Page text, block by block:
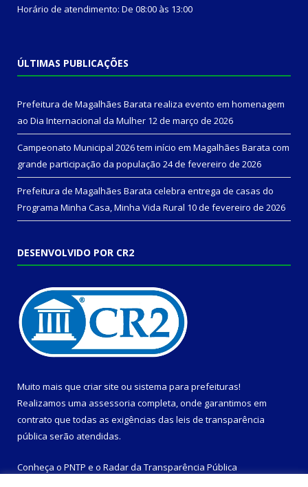
Horário de atendimento: De 08:00 às 13:00
ÚLTIMAS PUBLICAÇÕES
Prefeitura de Magalhães Barata realiza evento em homenagem
ao Dia Internacional da Mulher 12 de março de 2026
Campeonato Municipal 2026 tem início em Magalhães Barata com
grande participação da população 24 de fevereiro de 2026
Prefeitura de Magalhães Barata celebra entrega de casas do
Programa Minha Casa, Minha Vida Rural 10 de fevereiro de 2026
DESENVOLVIDO POR CR2
Muito mais que criar site ou sistema para prefeituras!
Realizamos uma assessoria completa, onde garantimos em
contrato que todas as exigências das leis de transparência
pública serão atendidas.
Conheça o PNTP e o Radar da Transparência Pública